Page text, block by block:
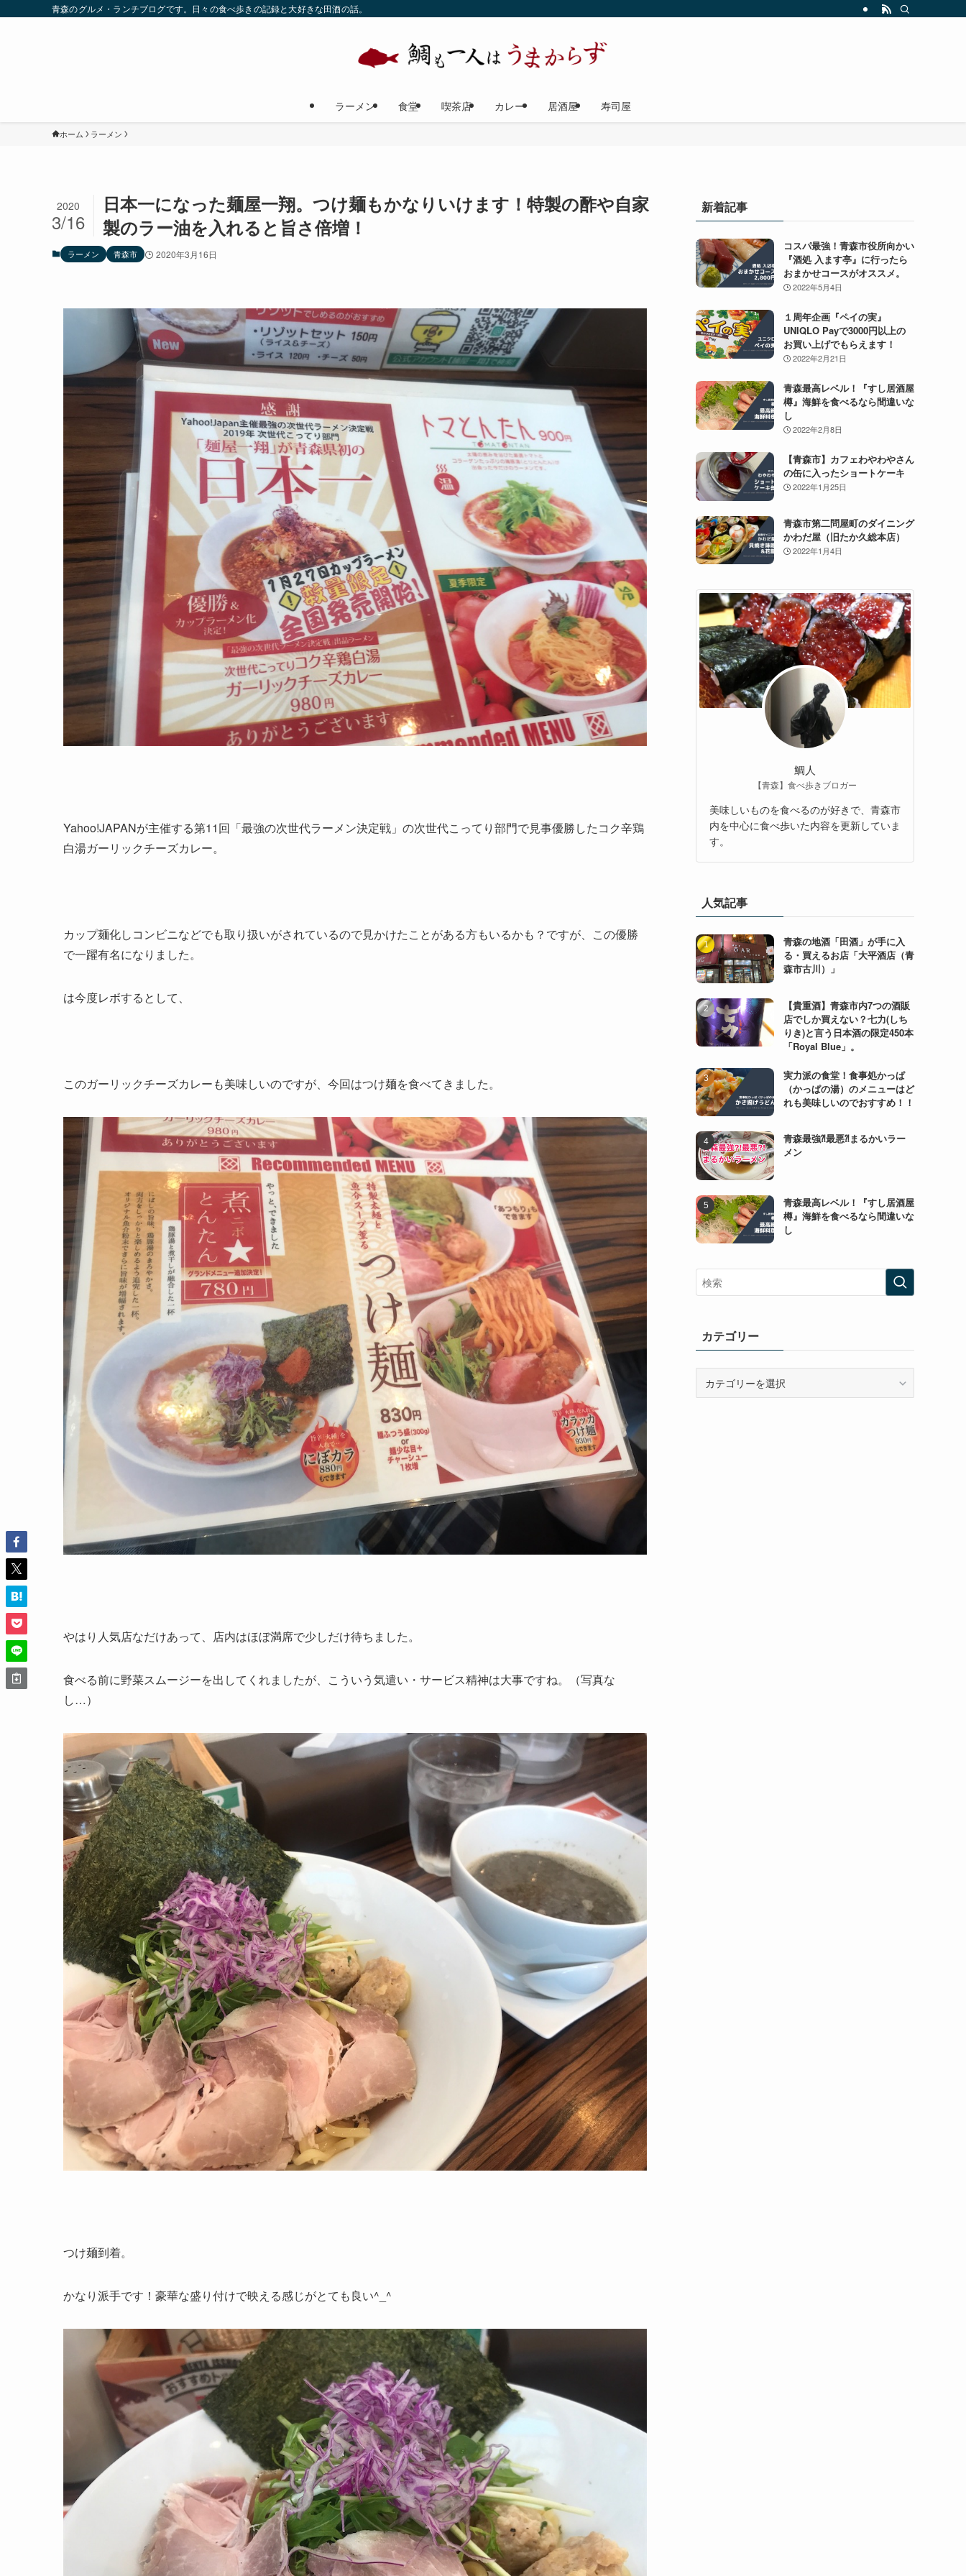
青森のグルメ・ランチブログです。日々の食べ歩きの記録と大好きな田酒の話。
ラーメン 食堂 喫茶店 カレー 居酒屋 寿司屋
ホーム ラーメン
日本一になった麺屋一翔。つけ麺もかなりいけます！特製の酢や自家
製のラー油を入れると旨さ倍増！
2020
3/16
ラーメン 青森市 2020年3月16日
Yahoo!JAPANが主催する第11回「最強の次世代ラーメン決定戦」の次世代こってり部門で見事優勝したコク辛鶏
白湯ガーリックチーズカレー。
カップ麺化しコンビニなどでも取り扱いがされているので見かけたことがある方もいるかも？ですが、この優勝
で一躍有名になりました。
は今度レボするとして、
このガーリックチーズカレーも美味しいのですが、今回はつけ麺を食べてきました。
やはり人気店なだけあって、店内はほぼ満席で少しだけ待ちました。
食べる前に野菜スムージーを出してくれましたが、こういう気遣い・サービス精神は大事ですね。（写真な
し…）
つけ麺到着。
かなり派手です！豪華な盛り付けで映える感じがとても良い^_^
新着記事
コスパ最強！青森市役所向かい
『酒処 入ます亭』に行ったら
おまかせコースがオススメ。
2022年5月4日
１周年企画『ペイの実』
UNIQLO Payで3000円以上の
お買い上げでもらえます！
2022年2月21日
青森最高レベル！『すし居酒屋
樽』海鮮を食べるなら間違いな
し
2022年2月8日
【青森市】カフェわやわやさん
の缶に入ったショートケーキ
2022年1月25日
青森市第二問屋町のダイニング
かわだ屋（旧たか久総本店）
2022年1月4日
鯛人
【青森】食べ歩きブロガー
美味しいものを食べるのが好きで、青森市
内を中心に食べ歩いた内容を更新していま
す。
人気記事
青森の地酒「田酒」が手に入
る・買えるお店「大平酒店（青
森市古川）」
【貴重酒】青森市内7つの酒販
店でしか買えない？七力(しち
りき)と言う日本酒の限定450本
「Royal Blue」。
実力派の食堂！食事処かっぱ
（かっぱの湯）のメニューはど
れも美味しいのでおすすめ！！
青森最強⁈最悪⁈まるかいラー
メン
青森最高レベル！『すし居酒屋
樽』海鮮を食べるなら間違いな
し
カテゴリー